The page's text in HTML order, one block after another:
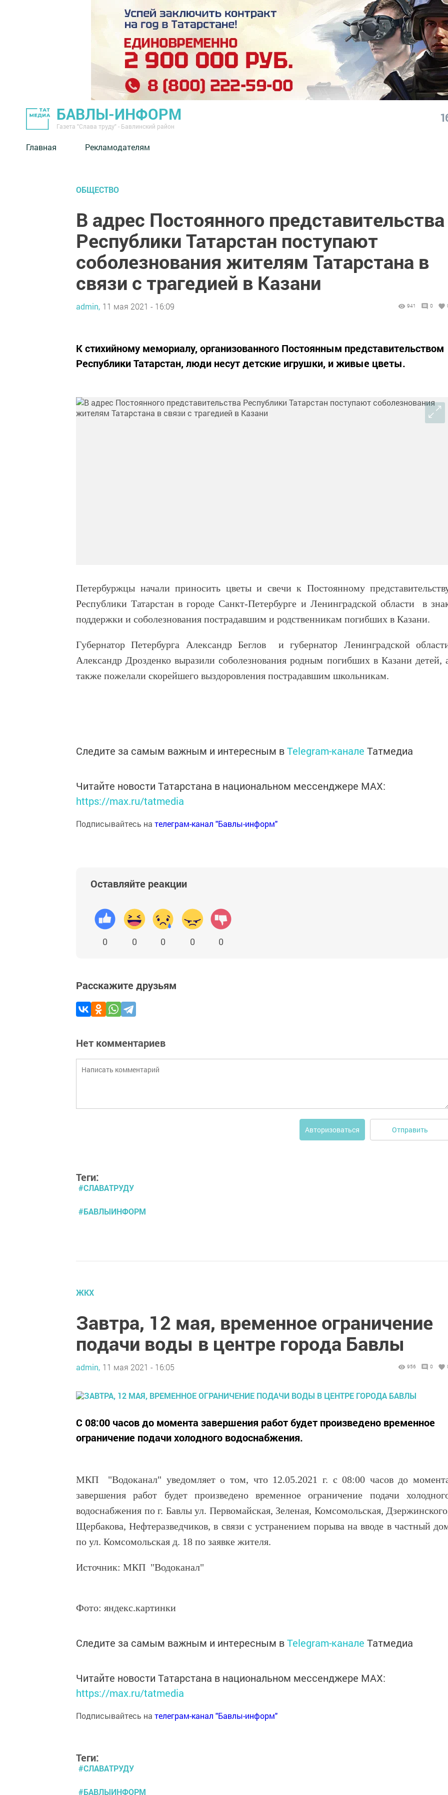
БАВЛЫ-ИНФОРМ
Газета "Слава труду" - Бавлинский район
Главная Рекламодателям
ОБЩЕСТВО
В адрес Постоянного представительства
Республики Татарстан поступают
соболезнования жителям Татарстана в
связи с трагедией в Казани
admin, 11 мая 2021 - 16:09 941 0
К стихийному мемориалу, организованного Постоянным представительством
Республики Татарстан, люди несут детские игрушки, и живые цветы.
Петербуржцы начали приносить цветы и свечи к Постоянному
Республики Татарстан в городе Санкт-Петербурге и Ленинградской области в
поддержки и соболезнования пострадавшим и родственникам погибших в Казани.
Губернатор Петербурга Александр Беглов и губернатор Ленинградской
Александр Дрозденко выразили соболезнования родным погибших в Казани детей,
также пожелали скорейшего выздоровления пострадавшим школьникам.
Следите за самым важным и интересным вTelegram-канале Татмедиа
Читайте новости Татарстана в национальном мессенджере MАХ:
https://max.ru/tatmedia
Подписывайтесь на телеграм-канал "Бавлы-информ"
Оставляйте реакции
0 0 0 0 0
Расскажите друзьям
Нет комментариев
Авторизоваться Отправить
Теги:
#СЛАВАТРУДУ
#БАВЛЫИНФОРМ
ЖКХ
Завтра, 12 мая, временное ограничение
подачи воды в центре города Бавлы
admin, 11 мая 2021 - 16:05 956 0
С 08:00 часов до момента завершения работ будет произведено временное
ограничение подачи холодного водоснабжения.
МКП "Водоканал" уведомляет о том, что 12.05.2021 г. с 08:00 часов до
завершения работ будет произведено временное ограничение подачи
водоснабжения по г. Бавлы ул. Первомайская, Зеленая, Комсомольская,
Щербакова, Нефтеразведчиков, в связи с устранением порыва на вводе в частный
по ул. Комсомольская д. 18 по заявке жителя.
Источник: МКП "Водоканал"
Фото: яндекс.картинки
Следите за самым важным и интересным вTelegram-канале Татмедиа
Читайте новости Татарстана в национальном мессенджере MАХ:
https://max.ru/tatmedia
Подписывайтесь на телеграм-канал "Бавлы-информ"
Теги:
#СЛАВАТРУДУ
#БАВЛЫИНФОРМ